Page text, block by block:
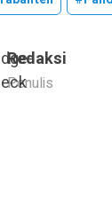
Redaksi
Penulis